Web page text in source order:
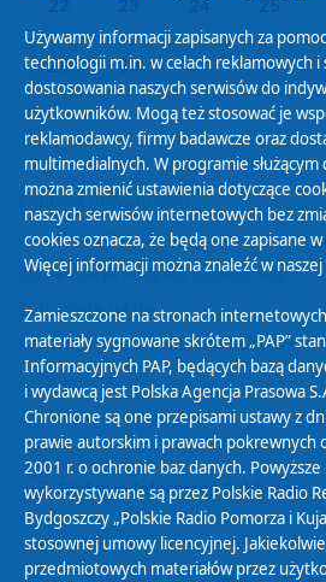
29 30 01 02
Polityka Prywatności
Zasady korzystania z Serwisu
Organizacje Pożytku Publicznego
Cyfryzacja DAB+
Polityka ochrony danych osobowych
Abonament
Zamówienia publiczne
Biuletyn Informacji Publicznej
Używamy informacji zapisanych za
technologii m.in. w celach reklamowych i
dostosowania naszych serwisów do
użytkowników. Mogą też stosować je
reklamodawcy, firmy badawcze oraz
multimedialnych. W programie
można zmienić ustawienia dotyczące
naszych serwisów internetowych bez
cookies oznacza, że będą one zapisane
Więcej informacji można znaleźć w naszej
Zamieszczone na stronach
materiały sygnowane skrótem „PAP”
Informacyjnych PAP, będących bazą
i wydawcą jest Polska Agencja Prasowa
Chronione są one przepisami ustawy z
prawie autorskim i prawach pokrewnych
2001 r. o ochronie baz danych. Powyższe
wykorzystywane są przez Polskie Radio
Bydgoszczy „Polskie Radio Pomorza i
stosownej umowy licencyjnej.
przedmiotowych materiałów przez